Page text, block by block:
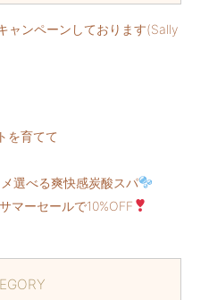
ャンペーンしております(Sally
を育てて
選べる爽快感炭酸スパ
マーセールで10%OFF